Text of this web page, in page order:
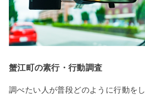
蟹江町の素行・行動調査
調べたい人が普段どのように行動をし